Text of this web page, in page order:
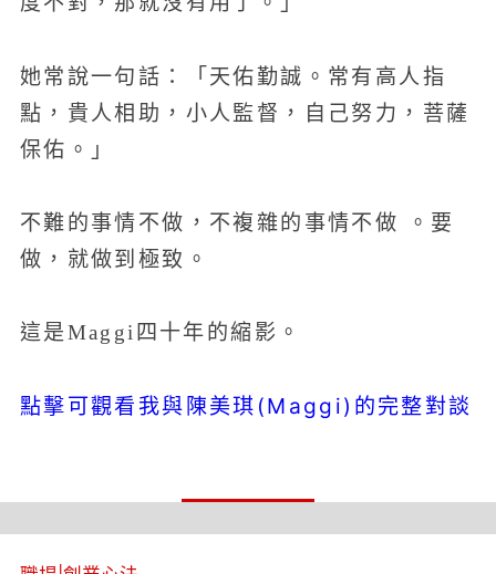
她常說一句話：「天佑勤誠。常有高人指
點，貴人相助，小人監督，自己努力，菩薩
保佑。」
不難的事情不做，不複雜的事情不做 。要
做，就做到極致。
這是Maggi四十年的縮影。
點擊可觀看我與陳美琪(Maggi)的完整對談